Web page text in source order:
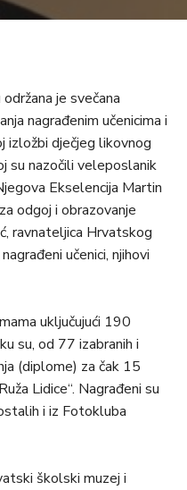
je svečana
nagrađenim učenicima i
izložbi dječjeg likovnog
su nazočili veleposlanik
Ekselencija Martin
odgoj i obrazovanje
ravnateljica Hrvatskog
učenici, njihovi
uključujući 190
su, od 77 izabranih i
(diplome) za čak 15
Lidice“. Nagrađeni su
i iz Fotokluba
školski muzej i